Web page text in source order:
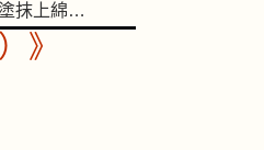
抹上綿…
》